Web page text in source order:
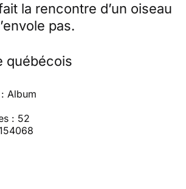
la rencontre d’un oiseau
pas.
québécois
Album
: 52